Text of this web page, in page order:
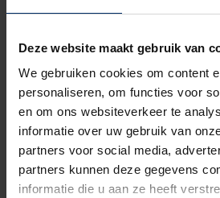
Deze website maakt gebruik van
We gebruiken cookies om content
personaliseren, om functies voor
en om ons websiteverkeer te
informatie over uw gebruik van
partners voor social media,
partners kunnen deze gegevens
informatie die u aan ze heeft
Beschrijving
Beoordelingen